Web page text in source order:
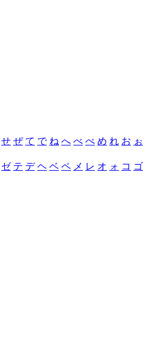
せ ぜ て で ね へ べ ぺ め れ お ぉ
ゼ テ デ ヘ ベ ペ メ レ オ ォ コ ゴ